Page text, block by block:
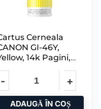
Cerneala
GI-46Y,
14k Pagini,
ADAUGĂ ÎN COȘ